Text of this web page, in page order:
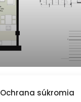
Ochrana súkromia